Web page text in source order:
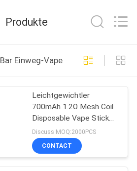
Vape-
80
34
Produkte
Einweg-Vape
Leichtgewichtler
700mAh 1.2Ω Mesh Coil
Disposable Vape Stick
mischte Berry Flavor
Discuss MOQ:2000PCS
CONTACT